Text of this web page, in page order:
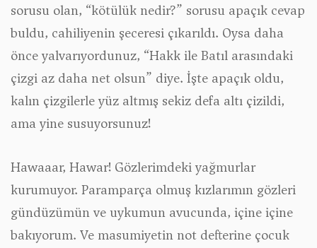
sorusu olan, “kötülük nedir?” sorusu apaçık cevap
buldu, cahiliyenin şeceresi çıkarıldı. Oysa daha
önce yalvarıyordunuz, “Hakk ile Batıl arasındaki
çizgi az daha net olsun” diye. İşte apaçık oldu,
kalın çizgilerle yüz altmış sekiz defa altı çizildi,
ama yine susuyorsunuz!
Hawaaar, Hawar! Gözlerimdeki yağmurlar
kurumuyor. Paramparça olmuş kızlarımın gözleri
gündüzümün ve uykumun avucunda, içine içine
bakıyorum. Ve masumiyetin not defterine çocuk